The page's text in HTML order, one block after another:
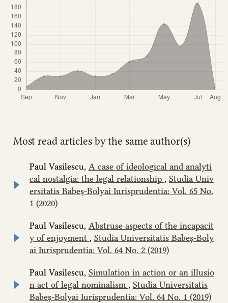
Most read articles by the same author(s)
Paul Vasilescu, A case of ideological and analyti
cal nostalgia: the legal relationship , Studia Univ
ersitatis Babeș-Bolyai Iurisprudentia: Vol. 65 No.
1 (2020)
Paul Vasilescu, Abstruse aspects of the incapacit
y of enjoyment , Studia Universitatis Babeș-Boly
ai Iurisprudentia: Vol. 64 No. 2 (2019)
Paul Vasilescu, Simulation in action or an illusio
n act of legal nominalism , Studia Universitatis
Babeș-Bolyai Iurisprudentia: Vol. 64 No. 1 (2019)